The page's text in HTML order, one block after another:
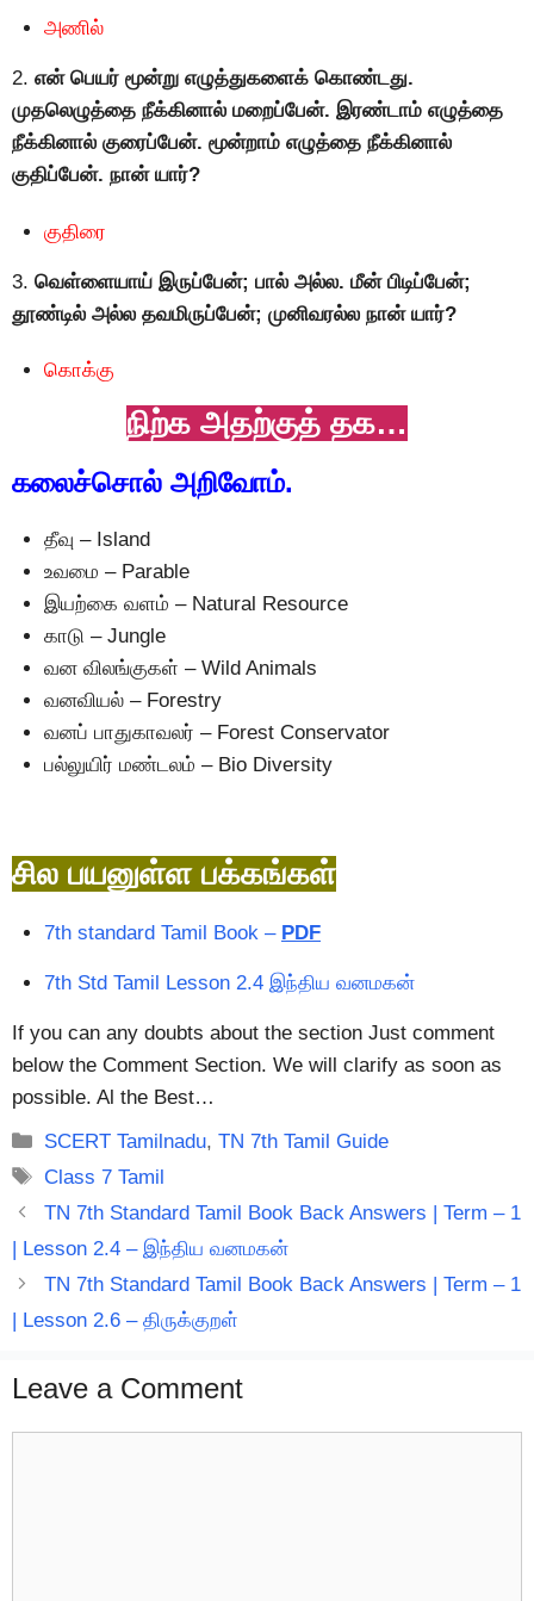
அணில்
2. என் பெயர் மூன்று எழுத்துகளைக் கொண்டது.
முதலெழுத்தை நீக்கினால் மறைப்பேன். இரண்டாம் எழுத்தை
நீக்கினால் குரைப்பேன். மூன்றாம் எழுத்தை நீக்கினால்
குதிப்பேன். நான் யார்?
குதிரை
3. வெள்ளையாய் இருப்பேன்; பால் அல்ல. மீன் பிடிப்பேன்;
தூண்டில் அல்ல தவமிருப்பேன்; முனிவரல்ல நான் யார்?
கொக்கு
நிற்க அதற்குத் தக…
கலைச்சொல் அறிவோம்.
தீவு – Island
உவமை – Parable
இயற்கை வளம் – Natural Resource
காடு – Jungle
வன விலங்குகள் – Wild Animals
வனவியல் – Forestry
வனப் பாதுகாவலர் – Forest Conservator
பல்லுயிர் மண்டலம் – Bio Diversity
சில பயனுள்ள பக்கங்கள்
7th standard Tamil Book – PDF
7th Std Tamil Lesson 2.4 இந்திய வனமகன்
If you can any doubts about the section Just comment
below the Comment Section. We will clarify as soon as
possible. Al the Best…
Categories
SCERT Tamilnadu,TN 7th Tamil Guide
Tags
Class 7 Tamil
TN 7th Standard Tamil Book Back Answers | Term – 1
| Lesson 2.4 – இந்திய வனமகன்
TN 7th Standard Tamil Book Back Answers | Term – 1
| Lesson 2.6 – திருக்குறள்
Leave a Comment